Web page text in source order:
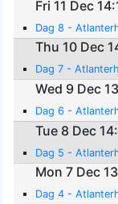
Fri 11 Dec
Dag 8 -
Thu 10 Dec
Dag 7 -
Wed 9 Dec
Dag 6 -
Tue 8 Dec
Dag 5 -
Mon 7 Dec
Dag 4 -